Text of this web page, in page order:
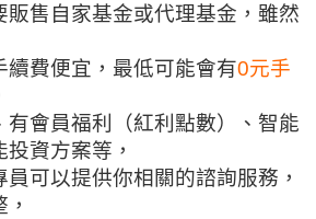
販售自家基金或代理基金，雖然
續費便宜，最低可能會有0元手
有會員福利（紅利點數）、智能
資方案等，
可以提供你相關的諮詢服務，